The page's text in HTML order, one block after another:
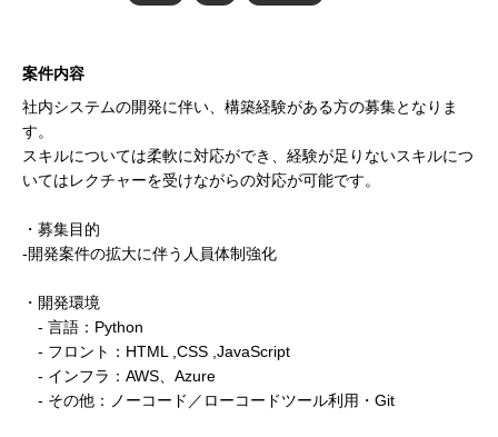
案件内容
社内システムの開発に伴い、構築経験がある方の募集となりま
す。
スキルについては柔軟に対応ができ、経験が足りないスキルにつ
いてはレクチャーを受けながらの対応が可能です。
・募集目的
-開発案件の拡大に伴う人員体制強化
・開発環境
- 言語：Python
- フロント：HTML ,CSS ,JavaScript
- インフラ：AWS、Azure
- その他：ノーコード／ローコードツール利用・Git